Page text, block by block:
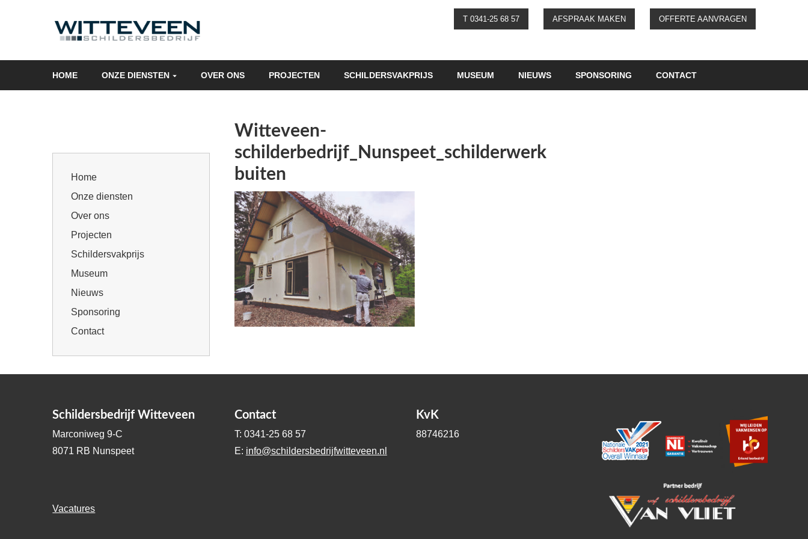
HOME ONZE DIENSTEN OVER ONS PROJECTEN SCHILDERSVAKPRIJS MUSEUM NIEUWS SPONSORING CONTACT
T 0341-25 68 57 AFSPRAAK MAKEN OFFERTE AANVRAGEN
Home
Onze diensten
Over ons
Projecten
Schildersvakprijs
Museum
Nieuws
Sponsoring
Contact
Witteveen-
schilderbedrijf_Nunspeet_schilderwerk
buiten
Schildersbedrijf Witteveen
Marconiweg 9-C
8071 RB Nunspeet
Vacatures
Contact
T: 0341-25 68 57
E: info@schildersbedrijfwitteveen.nl
KvK
88746216